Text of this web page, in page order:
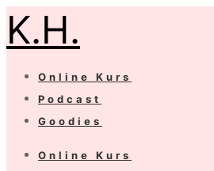
K.H.
Online Kurs
Podcast
Goodies
Online Kurs